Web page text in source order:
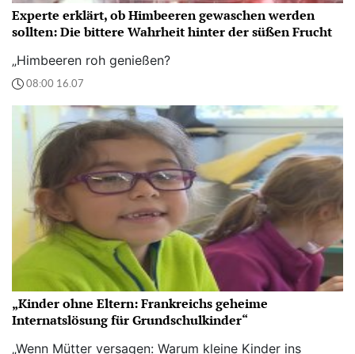
Experte erklärt, ob Himbeeren gewaschen werden
sollten: Die bittere Wahrheit hinter der süßen Frucht
„Himbeeren roh genießen?
08:00 16.07
„Kinder ohne Eltern: Frankreichs geheime
Internatslösung für Grundschulkinder“
„Wenn Mütter versagen: Warum kleine Kinder ins